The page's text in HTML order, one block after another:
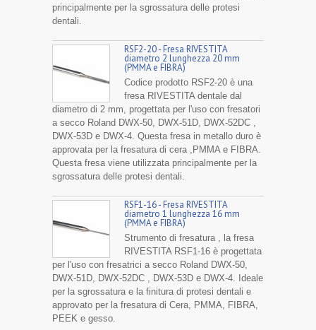
principalmente per la sgrossatura delle protesi
dentali.
RSF2-20 - Fresa RIVESTITA
diametro 2 lunghezza 20 mm
(PMMA e FIBRA)
Codice prodotto RSF2-20 è una
fresa RIVESTITA dentale dal
diametro di 2 mm, progettata per l'uso con fresatori
a secco Roland DWX-50, DWX-51D, DWX-52DC ,
DWX-53D e DWX-4. Questa fresa in metallo duro è
approvata per la fresatura di cera ,PMMA e FIBRA.
Questa fresa viene utilizzata principalmente per la
sgrossatura delle protesi dentali.
RSF1-16 - Fresa RIVESTITA
diametro 1 lunghezza 16 mm
(PMMA e FIBRA)
Strumento di fresatura , la fresa
RIVESTITA RSF1-16 è progettata
per l'uso con fresatrici a secco Roland DWX-50,
DWX-51D, DWX-52DC , DWX-53D e DWX-4. Ideale
per la sgrossatura e la finitura di protesi dentali e
approvato per la fresatura di Cera, PMMA, FIBRA,
PEEK e gesso.